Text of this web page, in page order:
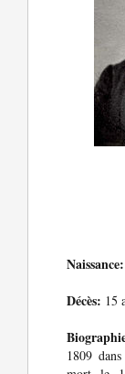
Naissance:
Décès: 15
1809